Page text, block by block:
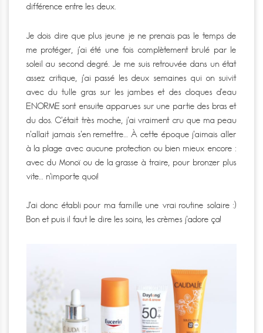
différence entre les deux.
Je dois dire que plus jeune je ne prenais pas le temps de
me protéger, j’ai été une fois complètement brulé par le
soleil au second degré. Je me suis retrouvée dans un état
assez critique, j’ai passé les deux semaines qui on suivit
avec du tulle gras sur les jambes et des cloques d’eau
ENORME sont ensuite apparues sur une partie des bras et
du dos. C’était très moche, j’ai vraiment cru que ma peau
n’allait jamais s’en remettre… À cette époque j’aimais aller
à la plage avec aucune protection ou bien mieux encore :
avec du Monoï ou de la grasse à traire, pour bronzer plus
vite… n’importe quoi!
J’ai donc établi pour ma famille une vrai routine solaire :)
Bon et puis il faut le dire les soins, les crèmes j’adore ça!